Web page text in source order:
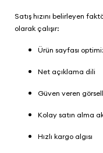
Satış hızını belirleyen
olarak çalışır:
Ürün sayfası
Net açıklama dili
Güven veren
Kolay satın alma
Hızlı kargo algısı